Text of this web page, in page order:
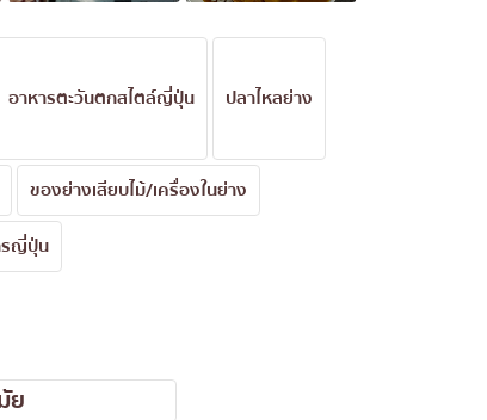
อาหารตะวันตกสไตล์ญี่ปุ่น ปลาไหลย่าง
ของย่างเสียบไม้/เครื่องในย่าง
รญี่ปุ่น
ย